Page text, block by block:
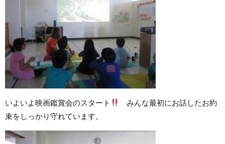
いよいよ映画鑑賞会のスタート
みんな最初にお話したお約
束をしっかり守れています。